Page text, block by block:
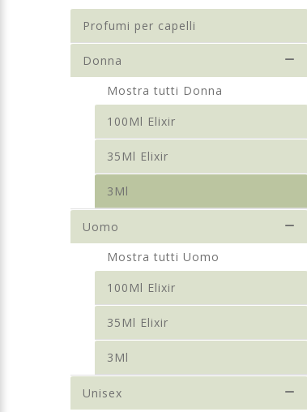
Profumi per capelli
Donna
Mostra tutti Donna
100Ml Elixir
35Ml Elixir
3Ml
Uomo
Mostra tutti Uomo
100Ml Elixir
35Ml Elixir
3Ml
Unisex